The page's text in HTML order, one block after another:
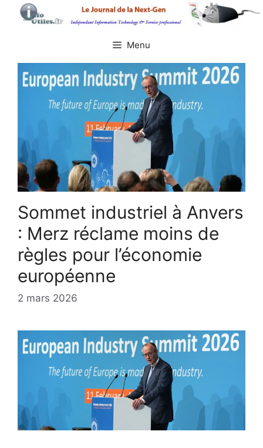
Aller
Menu
Sommet industriel à Anvers
: Merz réclame moins de
règles pour l’économie
européenne
2 mars 2026